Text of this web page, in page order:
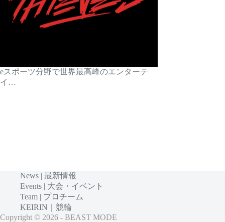
eスポーツ分野で世界最高峰のエンターテ
イ…
News | 最新情報
Events | 大会・イベント
Team | プロチーム
KEIRIN｜競輪
Copyright © 2026 - BEAST MODE